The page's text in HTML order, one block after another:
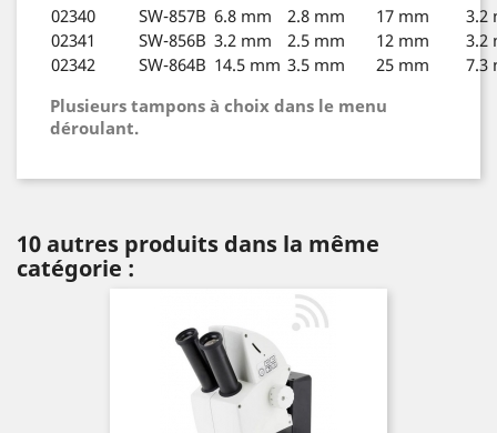
02340
SW-857B 6.8 mm 2.8 mm 17 mm
3.2
02341
SW-856B 3.2 mm 2.5 mm 12 mm
3.2
02342
SW-864B 14.5 mm 3.5 mm 25 mm
7.3
Plusieurs tampons à choix dans le menu
déroulant.
10 autres produits dans la même
catégorie :